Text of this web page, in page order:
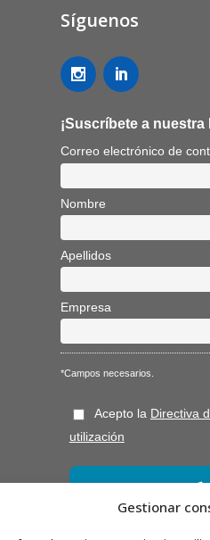
Gestionar
Síguenos
¡Suscríbete a nuestra
Correo electrónico de
Nombre
Apellidos
Empresa
*Campos necesarios.
Acepto la Directiva
utilización